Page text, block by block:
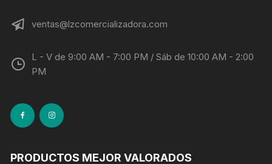
ventas@lzcomercializadora.com
L - V de 9:00 AM - 7:00 PM / Sáb de 10:00 AM - 2:00
PM
PRODUCTOS MEJOR VALORADOS